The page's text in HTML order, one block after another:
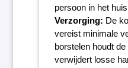
persoon in het
Verzorging: De
vereist minimale
borstelen houdt
verwijdert losse